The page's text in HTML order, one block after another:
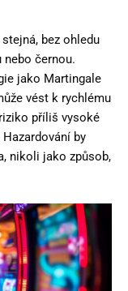
bez ohledu
nebo černou.
jako Martingale
vést k rychlému
příliš vysoké
by
nikoli jako způsob,